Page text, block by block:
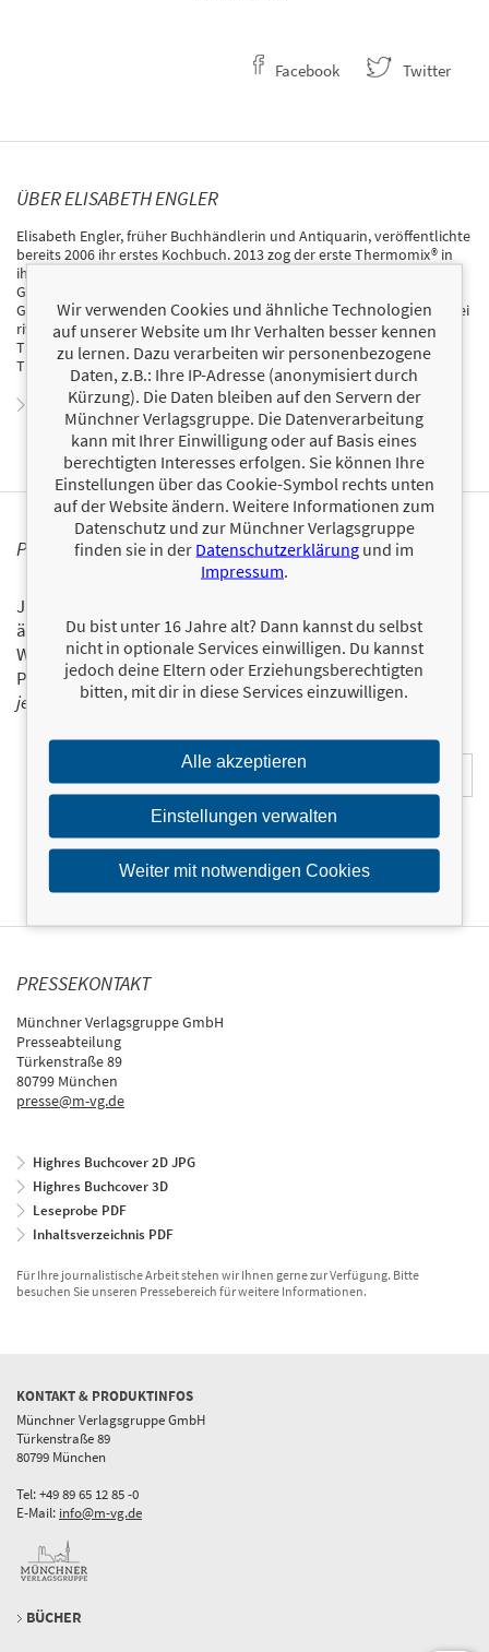
Facebook Twitter
ÜBER ELISABETH ENGLER
Elisabeth Engler, früher Buchhändlerin und Antiquarin, veröffentlichte
bereits 2006 ihr erstes Kochbuch. 2013 zog der erste Thermomix® in
ihre Küche ein, mittlerweile experimentiert und kocht sie mit drei
Geräten und hat zahlreiche Bücher zu den Themen Heilkräuter,
Gesundheit und Kochen mit und ohne Thermomix® veröffentlicht. Bei
riva sind bereits ihre Bücher Limonade, Sirup und Slush aus dem
Thermomix® und Marmeladen, Gelees und Chutneys aus dem
Thermomix® erschienen.
Zum Profil von Elisabeth Engler
PERSONALISIERTE PRODUKTINFORMATIONEN
Ja, ich will über interessante Neuerscheinungen und
ähnliche Produkte informiert werden.
Wir halten Sie per E-Mail auf dem aktuellen Stand über das
Programm der Münchner Verlagsgruppe.Tragen Sie sich
jetzt ein!
E-Mail-Adresse:
PRESSEKONTAKT
Münchner Verlagsgruppe GmbH
Presseabteilung
Türkenstraße 89
80799 München
presse@m-vg.de
Highres Buchcover 2D JPG
Highres Buchcover 3D
Leseprobe PDF
Inhaltsverzeichnis PDF
Für Ihre journalistische Arbeit stehen wir Ihnen gerne zur Verfügung. Bitte
besuchen Sie unseren Pressebereich für weitere Informationen.
KONTAKT & PRODUKTINFOS
Münchner Verlagsgruppe GmbH
Türkenstraße 89
80799 München
Tel: +49 89 65 12 85 -0
E-Mail: info@m-vg.de
BÜCHER
Wir verwenden Cookies und ähnliche Technologien
auf unserer Website um Ihr Verhalten besser kennen
zu lernen. Dazu verarbeiten wir personenbezogene
Daten, z.B.: Ihre IP-Adresse (anonymisiert durch
Kürzung). Die Daten bleiben auf den Servern der
Münchner Verlagsgruppe. Die Datenverarbeitung
kann mit Ihrer Einwilligung oder auf Basis eines
berechtigten Interesses erfolgen. Sie können Ihre
Einstellungen über das Cookie-Symbol rechts unten
auf der Website ändern. Weitere Informationen zum
Datenschutz und zur Münchner Verlagsgruppe
finden sie in der Datenschutzerklärung und im
Impressum.
Du bist unter 16 Jahre alt? Dann kannst du selbst
nicht in optionale Services einwilligen. Du kannst
jedoch deine Eltern oder Erziehungsberechtigten
bitten, mit dir in diese Services einzuwilligen.
Alle akzeptieren
Einstellungen verwalten
Weiter mit notwendigen Cookies